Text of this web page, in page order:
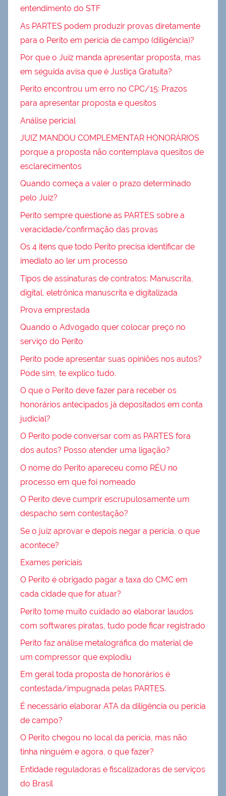
entendimento do STF
As PARTES podem produzir provas diretamente
para o Perito em perícia de campo (diligência)?
Por que o Juiz manda apresentar proposta, mas
em seguida avisa que é Justiça Gratuita?
Perito encontrou um erro no CPC/15: Prazos
para apresentar proposta e quesitos
Análise pericial
JUIZ MANDOU COMPLEMENTAR HONORÁRIOS
porque a proposta não contemplava quesitos de
esclarecimentos
Quando começa a valer o prazo determinado
pelo Juiz?
Perito sempre questione as PARTES sobre a
veracidade/confirmação das provas
Os 4 itens que todo Perito precisa identificar de
imediato ao ler um processo
Tipos de assinaturas de contratos: Manuscrita,
digital, eletrônica manuscrita e digitalizada
Prova emprestada
Quando o Advogado quer colocar preço no
serviço do Perito
Perito pode apresentar suas opiniões nos autos?
Pode sim, te explico tudo.
O que o Perito deve fazer para receber os
honorários antecipados já depositados em conta
judicial?
O Perito pode conversar com as PARTES fora
dos autos? Posso atender uma ligação?
O nome do Perito apareceu como RÉU no
processo em que foi nomeado
O Perito deve cumprir escrupulosamente um
despacho sem contestação?
Se o juiz aprovar e depois negar a perícia, o que
acontece?
Exames periciais
O Perito é obrigado pagar a taxa do CMC em
cada cidade que for atuar?
Perito tome muito cuidado ao elaborar laudos
com softwares piratas, tudo pode ficar registrado
Perito faz análise metalográfica do material de
um compressor que explodiu
Em geral toda proposta de honorários é
contestada/impugnada pelas PARTES.
É necessário elaborar ATA da diligência ou perícia
de campo?
O Perito chegou no local da perícia, mas não
tinha ninguém e agora, o que fazer?
Entidade reguladoras e fiscalizadoras de serviços
do Brasil